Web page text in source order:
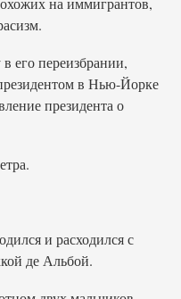
его переизбрании,
в Нью-Йорке
президента о
и расходился с
де Альбой.